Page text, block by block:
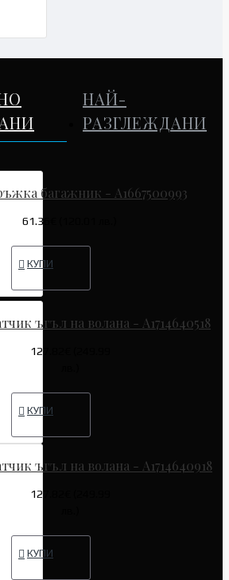
НАЙ-
РАЗГЛЕЖДАНИ
багажник - A1667500993
61.36€ (120.01 лв.)
КУПИ
ъгъл на волана - A1714640518
127.82€ (249.99
КУПИ
ъгъл на волана - A1714640918
127.82€ (249.99
КУПИ